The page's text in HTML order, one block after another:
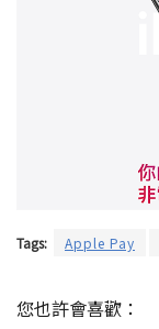
Tags: Apple Pay
您也許會喜歡：